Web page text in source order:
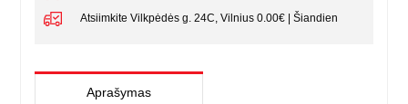
Atsiimkite Vilkpėdės g. 24C, Vilnius 0.00€ | Šiandien
Aprašymas